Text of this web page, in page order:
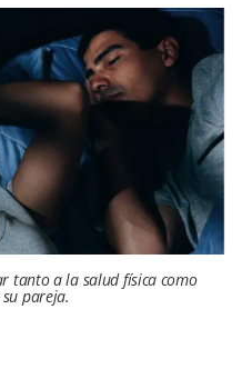
×
tanto a la salud física como
pareja.